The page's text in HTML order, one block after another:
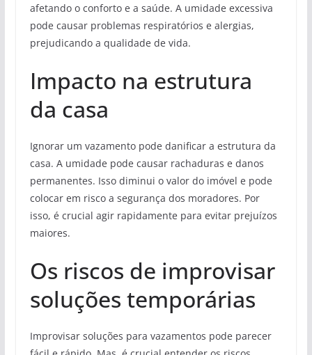
afetando o conforto e a saúde. A umidade excessiva
pode causar problemas respiratórios e alergias,
prejudicando a qualidade de vida.
Impacto na estrutura
da casa
Ignorar um vazamento pode danificar a estrutura da
casa. A umidade pode causar rachaduras e danos
permanentes. Isso diminui o valor do imóvel e pode
colocar em risco a segurança dos moradores. Por
isso, é crucial agir rapidamente para evitar prejuízos
maiores.
Os riscos de improvisar
soluções temporárias
Improvisar soluções para vazamentos pode parecer